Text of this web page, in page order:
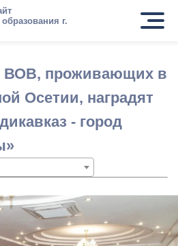
г.
ВОВ, проживающих в
Осетии, наградят
- город